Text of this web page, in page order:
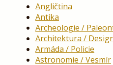
Angličtina
Antika
Archeologie /
Architektura /
Armáda / Policie
Astronomie / Vesmír